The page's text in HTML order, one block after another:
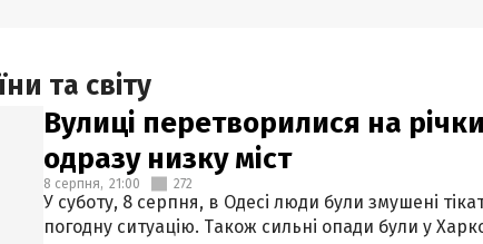
та світу
Вулиці перетворилися на
одразу низку міст
8 серпня, 21:00 272
У суботу, 8 серпня, в Одесі люди були змушені
погодну ситуацію. Також сильні опади були у